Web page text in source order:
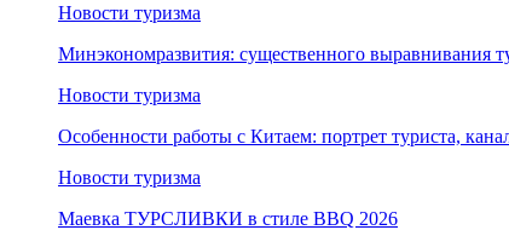
Новости туризма
Минэкономразвития: существенного выравнивания
Новости туризма
Особенности работы с Китаем: портрет туриста,
Новости туризма
Маевка ТУРСЛИВКИ в стиле BBQ 2026